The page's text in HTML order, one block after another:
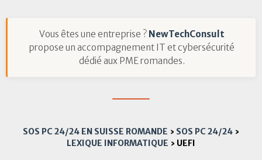
Vous êtes une entreprise ? NewTechConsult
propose un accompagnement IT et cybersécurité
dédié aux PME romandes.
SOS PC 24/24 EN SUISSE ROMANDE › SOS PC 24/24 ›
LEXIQUE INFORMATIQUE › UEFI